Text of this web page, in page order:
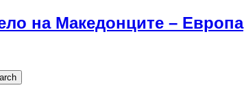
на Македонците – Европа